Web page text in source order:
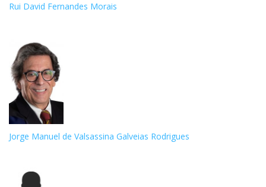
Rui David Fernandes Morais
Jorge Manuel de Valsassina Galveias Rodrigues